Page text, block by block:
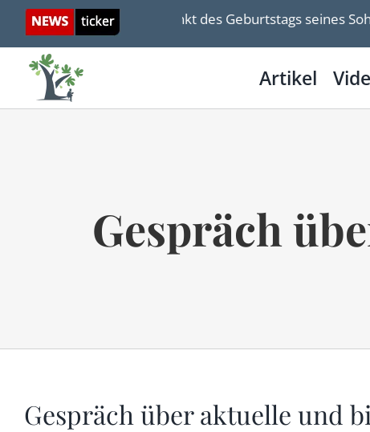
Skip
content
Yarden Bibas gedenkt des Geburtstags seines
Artikel
Gespräch
Gespräch über aktuelle und